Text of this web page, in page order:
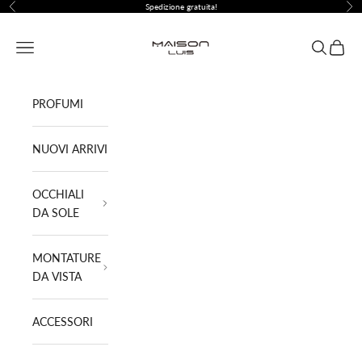
Vai al contenuto
Precedente Spedizione gratuita!
Menù
Cerca
PROFUMI
NUOVI ARRIVI
OCCHIALI
DA SOLE
MONTATURE
DA VISTA
ACCESSORI